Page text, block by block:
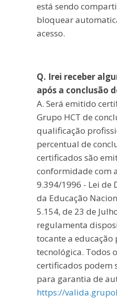
está sendo
bloquear
acesso.
Q. Irei receber
após a conclusão
A. Será emitido
Grupo HCT de
qualificação
percentual de
certificados são
conformidade com
9.394/1996 - Lei de
da Educação
5.154, de 23 de
regulamenta
tocante a educação
tecnológica. Todos
certificados podem
para garantia de
https://